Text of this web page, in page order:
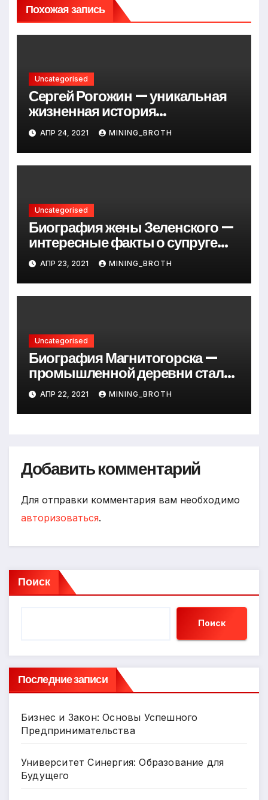
Похожая запись
Uncategorised
Сергей Рогожин — уникальная
жизненная история
талантливого певца, его
музыкальный путь и важные
достижения
АПР 24, 2021 MINING_BROTH
Uncategorised
Биография жены Зеленского —
интересные факты о супруге
президента Украины
АПР 23, 2021 MINING_BROTH
Uncategorised
Биография Магнитогорска —
промышленной деревни стали
превращается в современный
мегаполис
АПР 22, 2021 MINING_BROTH
Добавить комментарий
Для отправки комментария вам необходимо
авторизоваться.
Поиск
Поиск
Последние записи
Бизнес и Закон: Основы Успешного
Предпринимательства
Университет Синергия: Образование для
Будущего